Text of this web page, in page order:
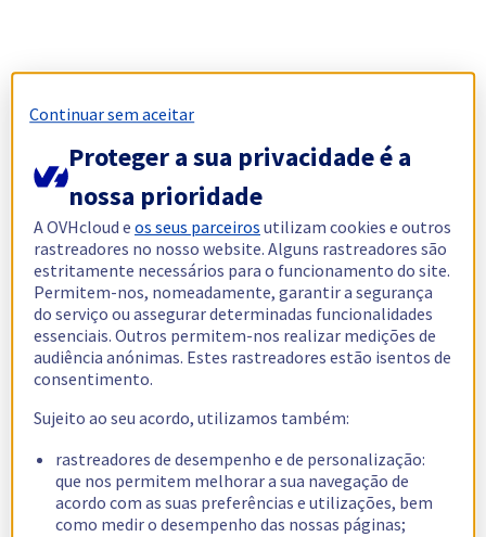
Continuar sem aceitar
Proteger a sua privacidade é a
nossa prioridade
A OVHcloud eos seus parceiros utilizam cookies e outros
rastreadores no nosso website. Alguns rastreadores são
estritamente necessários para o funcionamento do site.
Permitem-nos, nomeadamente, garantir a segurança
do serviço ou assegurar determinadas funcionalidades
essenciais. Outros permitem-nos realizar medições de
audiência anónimas. Estes rastreadores estão isentos de
consentimento.
Sujeito ao seu acordo, utilizamos também:
rastreadores de desempenho e de personalização:
que nos permitem melhorar a sua navegação de
acordo com as suas preferências e utilizações, bem
como medir o desempenho das nossas páginas;